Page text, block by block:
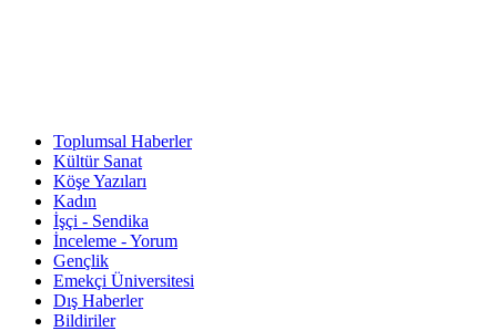
Toplumsal Haberler
Kültür Sanat
Köşe Yazıları
Kadın
İşçi - Sendika
İnceleme - Yorum
Gençlik
Emekçi Üniversitesi
Dış Haberler
Bildiriler